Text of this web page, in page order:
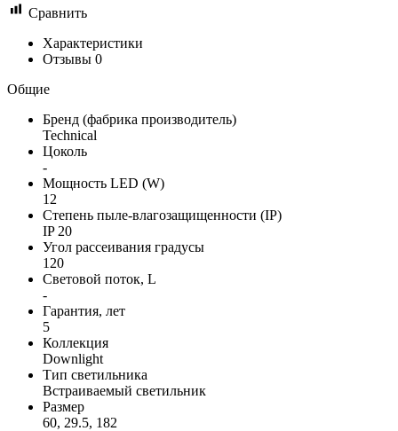
Сравнить
Характеристики
Отзывы 0
Общие
Бренд (фабрика производитель)
Technical
Цоколь
-
Мощность LED (W)
12
Степень пыле-влагозащищенности (IP)
IP 20
Угол рассеивания градусы
120
Световой поток, L
-
Гарантия, лет
5
Коллекция
Downlight
Тип светильника
Встраиваемый светильник
Размер
60, 29.5, 182